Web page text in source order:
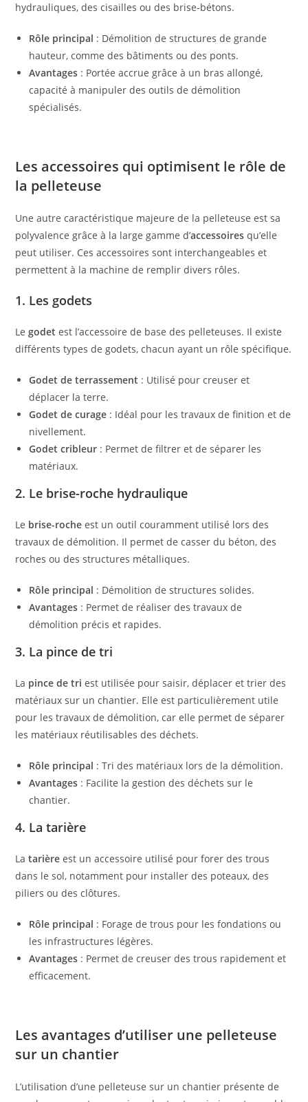
hydrauliques, des cisailles ou des brise-bétons.
Rôle principal : Démolition de structures de grande
hauteur, comme des bâtiments ou des ponts.
Avantages : Portée accrue grâce à un bras allongé,
capacité à manipuler des outils de démolition
spécialisés.
Les accessoires qui optimisent le rôle de
la pelleteuse
Une autre caractéristique majeure de la pelleteuse est sa
polyvalence grâce à la large gamme d’accessoires qu’elle
peut utiliser. Ces accessoires sont interchangeables et
permettent à la machine de remplir divers rôles.
1. Les godets
Legodet est l’accessoire de base des pelleteuses. Il existe
différents types de godets, chacun ayant un rôle spécifique.
Godet de terrassement : Utilisé pour creuser et
déplacer la terre.
Godet de curage : Idéal pour les travaux de finition et de
nivellement.
Godet cribleur : Permet de filtrer et de séparer les
matériaux.
2. Le brise-roche hydraulique
Le brise-roche est un outil couramment utilisé lors des
travaux de démolition. Il permet de casser du béton, des
roches ou des structures métalliques.
Rôle principal : Démolition de structures solides.
Avantages : Permet de réaliser des travaux de
démolition précis et rapides.
3. La pince de tri
La pince de tri est utilisée pour saisir, déplacer et trier des
matériaux sur un chantier. Elle est particulièrement utile
pour les travaux de démolition, car elle permet de séparer
les matériaux réutilisables des déchets.
Rôle principal : Tri des matériaux lors de la démolition.
Avantages : Facilite la gestion des déchets sur le
chantier.
4. La tarière
Latarière est un accessoire utilisé pour forer des trous
dans le sol, notamment pour installer des poteaux, des
piliers ou des clôtures.
Rôle principal : Forage de trous pour les fondations ou
les infrastructures légères.
Avantages : Permet de creuser des trous rapidement et
efficacement.
Les avantages d’utiliser une pelleteuse
sur un chantier
L’utilisation d’une pelleteuse sur un chantier présente de